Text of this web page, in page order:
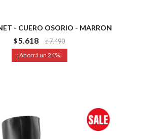
- CUERO OSORIO - MARRON
$5.618 $7.490
24